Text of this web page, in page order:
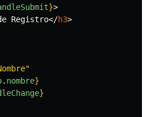
}>
Registro</h3>
. nombre}
}